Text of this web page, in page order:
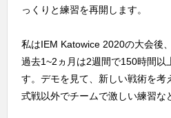
っくりと練習を再開します。
私はIEM Katowice 2020の大会後
過去1~2ヵ月は2週間で150時間以
す。デモを見て、新しい戦術を考
式戦以外でチームで激しい練習な